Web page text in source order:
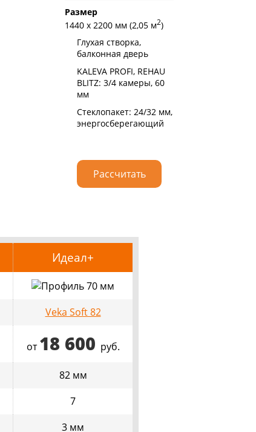
Размер
1440 х 2200 мм (2,05 м2)
Глухая створка,
балконная дверь
KALEVA PROFI, REHAU
BLITZ: 3/4 камеры, 60
мм
Стеклопакет: 24/32 мм,
энергосберегающий
Рассчитать
Идеал+
Veka Soft 82
от18 600 руб.
82 мм
7
3 мм